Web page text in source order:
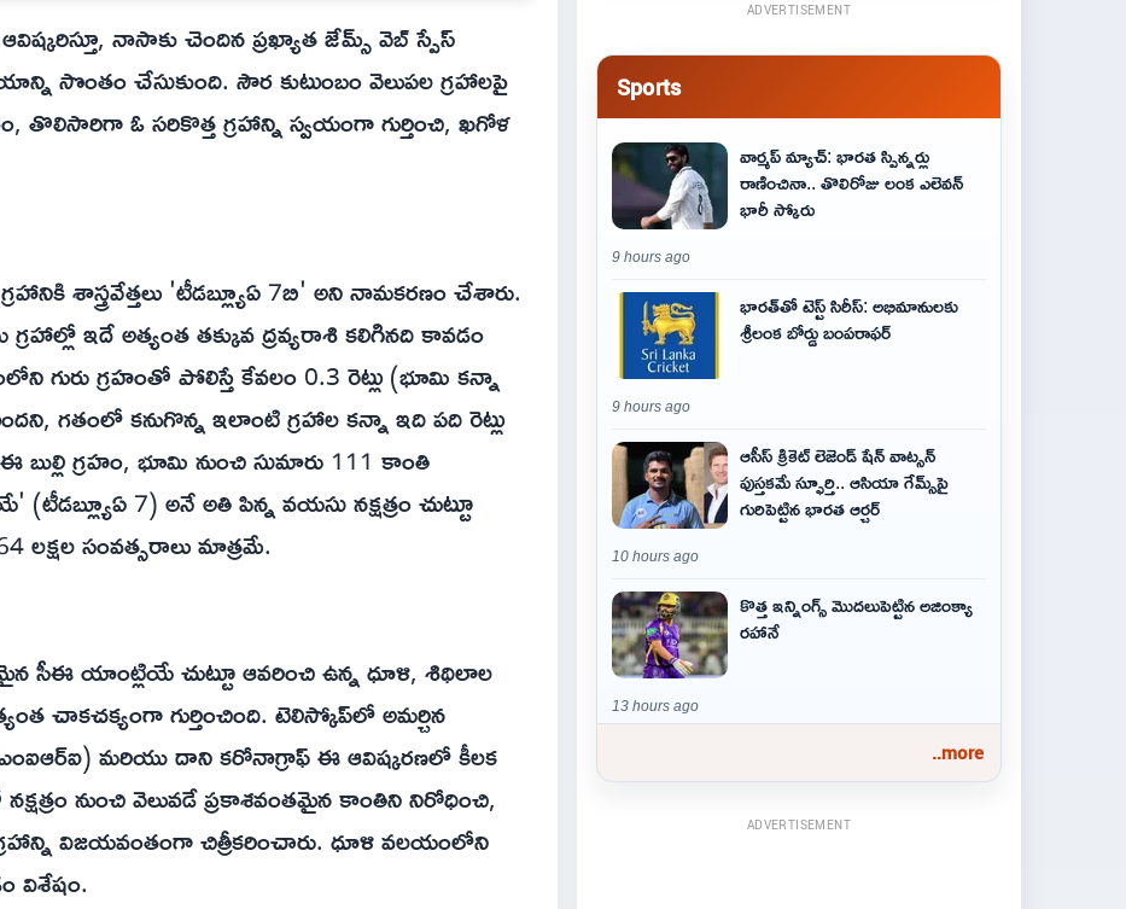
నాసాకు చెందిన ప్రఖ్యాత జేమ్స్ వెబ్ స్పేస్
సొంతం చేసుకుంది. సౌర కుటుంబం వెలుపల గ్రహాలపై
తొలిసారిగా ఓ సరికొత్త గ్రహాన్ని స్వయంగా గుర్తించి, ఖగోళ
శాస్త్రవేత్తలు 'టీడబ్ల్యూఏ 7బి' అని నామకరణం చేశారు.
గ్రహాల్లో ఇదే అత్యంత తక్కువ ద్రవ్యరాశి కలిగినది కావడం
గురు గ్రహంతో పోలిస్తే కేవలం 0.3 రెట్లు (భూమి కన్నా
గతంలో కనుగొన్న ఇలాంటి గ్రహాల కన్నా ఇది పది రెట్లు
ఈ బుల్లి గ్రహం, భూమి నుంచి సుమారు 111 కాంతి
7) అనే అతి పిన్న వయసు నక్షత్రం చుట్టూ
లక్షల సంవత్సరాలు మాత్రమే.
సీఈ యాంట్లియే చుట్టూ ఆవరించి ఉన్న ధూళి, శిథిలాల
చాకచక్యంగా గుర్తించింది. టెలిస్కోప్‌లో అమర్చిన
(ఎంఐఆర్ఐ) మరియు దాని కరోనాగ్రాఫ్ ఈ ఆవిష్కరణలో కీలక
నుంచి వెలువడే ప్రకాశవంతమైన కాంతిని నిరోధించి,
విజయవంతంగా చిత్రీకరించారు. ధూళి వలయంలోని
విశేషం.
ADVERTISEMENT
Sports
వార్మప్ మ్యాచ్: భారత స్పిన్నర్లు
రాణించినా.. తొలిరోజు లంక ఎలెవన్
భారీ స్కోరు
9 hours ago
భారత్‌తో టెస్ట్ సిరీస్: అభిమానులకు
శ్రీలంక బోర్డు బంపరాఫర్
9 hours ago
ఆసీస్ క్రికెట్ లెజెండ్ షేన్ వాట్సన్
పుస్తకమే స్ఫూర్తి.. ఆసియా గేమ్స్‌పై
గురిపెట్టిన భారత ఆర్చర్
10 hours ago
కొత్త ఇన్నింగ్స్ మొదలుపెట్టిన అజింక్యా
రహానే
13 hours ago
..more
ADVERTISEMENT